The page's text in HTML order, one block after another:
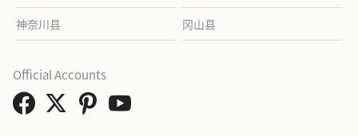
神奈川县 冈山县
Official Accounts